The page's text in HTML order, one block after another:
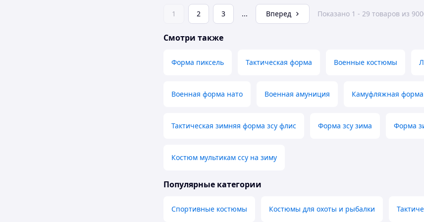
1 2 3 ... Вперед Показано 1 - 29 товаров из
Смотри также
Форма пиксель Тактическая форма Военные костюмы
Военная форма нато Военная амуниция Камуфляжная форма
Тактическая зимняя форма зсу флис Форма зсу зима Форма
Костюм мультикам ссу на зиму
Популярные категории
Спортивные костюмы Костюмы для охоты и рыбалки